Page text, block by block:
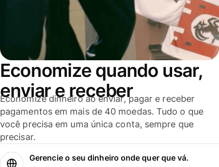
Economize quando usar,
enviar e receber
Economize dinheiro ao enviar, pagar e receber
pagamentos em mais de 40 moedas. Tudo o que
você precisa em uma única conta, sempre que
precisar.
Gerencie o seu dinheiro onde quer que vá.